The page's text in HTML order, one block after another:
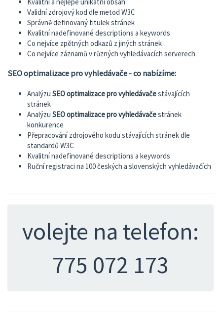
Validní zdrojový kod dle metod W3C
Správně definovaný titulek stránek
Kvalitní nadefinované descriptions a keywords
Co nejvíce zpětných odkazů z jiných stránek
Co nejvíce záznamů v různých vyhledávacích serverech
SEO optimalizace pro vyhledávače - co nabízíme:
Analýzu SEO optimalizace pro vyhledávačestávajících
stránek
Analýzu SEO optimalizace pro vyhledávačestránek
konkurence
Přepracování zdrojového kodu stávajících stránek dle
standardů W3C
Kvalitní nadefinované descriptions a keywords
Ruční registraci na 100 českých a slovenských vyhledávačích
volejte na telefon:
775 072 173